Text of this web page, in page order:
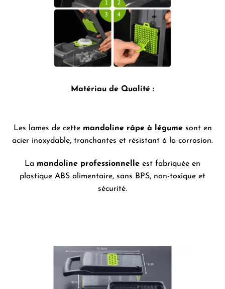
Matériau de Qualité :
Les lames de cette mandoline râpe à légumesont en
acier inoxydable, tranchantes et résistant à la corrosion.
La mandoline professionnelle est fabriquée en
plastique ABS alimentaire, sans BPS, non-toxique et
sécurité.